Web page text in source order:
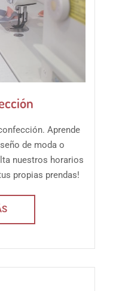
Aprende
de moda o
nuestros horarios
propias prendas!